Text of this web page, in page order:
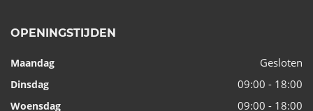
OPENINGSTIJDEN
Maandag Gesloten
Dinsdag 09:00 - 18:00
Woensdag 09:00 - 18:00